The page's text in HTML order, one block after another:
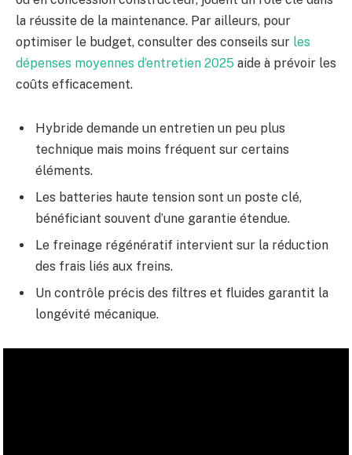
la réussite de la maintenance. Par ailleurs, pour
optimiser le budget, consulter des conseils sur les
dépenses moyennes d’entretien 2025 aide à prévoir les
coûts efficacement.
Hybride demande un entretien un peu plus
technique mais moins fréquent sur certains
éléments.
Les batteries haute tension sont un poste clé,
bénéficiant souvent d’une garantie étendue.
Le freinage régénératif intervient sur la réduction
des frais liés aux freins.
Un contrôle précis des filtres et fluides garantit la
longévité mécanique.